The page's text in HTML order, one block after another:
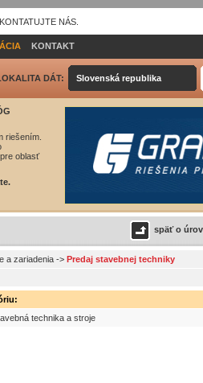
NÁS.
KONTAKT
DÁT: Slovenská republika
riešením.
oblasť
späť o
a zariadenia -> Predaj stavebnej techniky
technika a stroje